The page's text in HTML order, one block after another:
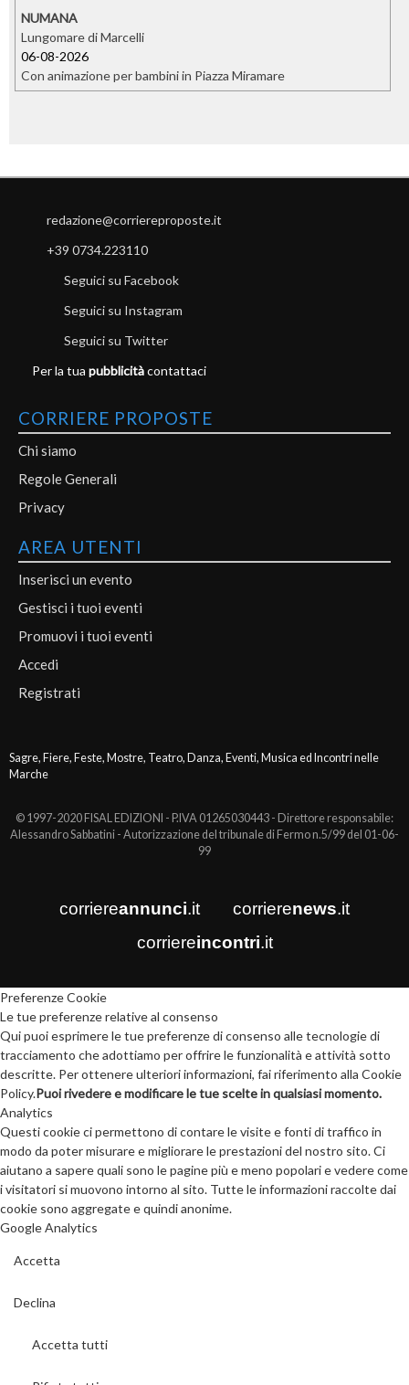
NUMANA
Lungomare di Marcelli
06-08-2026
Con animazione per bambini in Piazza Miramare
redazione@corriereproposte.it
+39 0734.223110
Seguici su Facebook
Seguici su Instagram
Seguici su Twitter
Per la tua pubblicitàcontattaci
CORRIERE PROPOSTE
Chi siamo
Regole Generali
Privacy
AREA UTENTI
Inserisci un evento
Gestisci i tuoi eventi
Promuovi i tuoi eventi
Accedi
Registrati
Sagre, Fiere, Feste, Mostre, Teatro, Danza, Eventi, Musica ed Incontri nelle
Marche
© 1997-2020 FISAL EDIZIONI - P.IVA 01265030443 - Direttore responsabile:
Alessandro Sabbatini - Autorizzazione del tribunale di Fermo n.5/99 del 01-06-
99
corriereannunci.it corrierenews.it
corriereincontri.it
Preferenze Cookie
Le tue preferenze relative al consenso
Qui puoi esprimere le tue preferenze di consenso alle tecnologie di
tracciamento che adottiamo per offrire le funzionalità e attività sotto
descritte. Per ottenere ulteriori informazioni, fai riferimento alla Cookie
Policy.Puoi rivedere e modificare le tue scelte in qualsiasi momento.
Analytics
Questi cookie ci permettono di contare le visite e fonti di traffico in
modo da poter misurare e migliorare le prestazioni del nostro sito. Ci
aiutano a sapere quali sono le pagine più e meno popolari e vedere come
i visitatori si muovono intorno al sito. Tutte le informazioni raccolte dai
cookie sono aggregate e quindi anonime.
Google Analytics
Accetta
Declina
Accetta tutti